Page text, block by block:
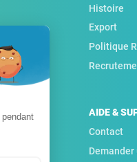
Histoire
Export
Politique
AIDE &
Contact
Demander